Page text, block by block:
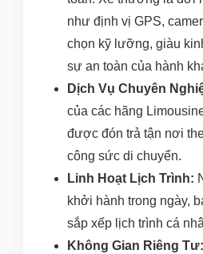
như định vị GPS,
chọn kỹ lưỡng, giàu
sự an toàn của hành
Dịch Vụ Chuyên
của các hãng
được đón trả tận nơi
công sức di chuyển.
Linh Hoạt Lịch Trình:
khởi hành trong ngày,
sắp xếp lịch trình cá
Không Gian Riêng Tư: